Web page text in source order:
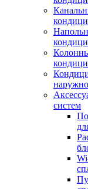
систем